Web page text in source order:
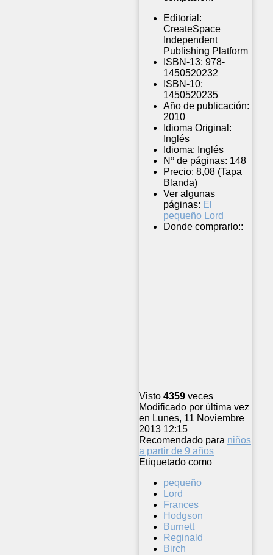
Editorial:
CreateSpace
Independent
Publishing Platform
ISBN-13: 978-
1450520232
ISBN-10:
1450520235
Año de publicación:
2010
Idioma Original:
Inglés
Idioma: Inglés
Nº de páginas: 148
Precio: 8,08 (Tapa
Blanda)
Ver algunas
páginas: El
pequeño Lord
Donde comprarlo::
Visto 4359 veces
Modificado por última vez
en Lunes, 11 Noviembre
2013 12:15
Recomendado para niños
a partir de 9 años
Etiquetado como
pequeño
Lord
Frances
Hodgson
Burnett
Reginald
Birch